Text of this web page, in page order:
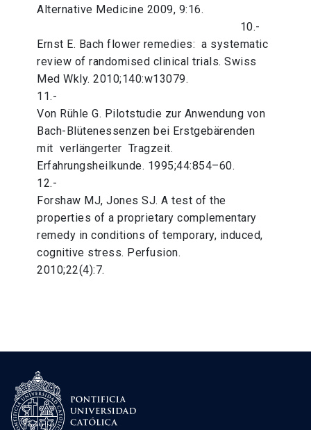
Alternative Medicine 2009, 9:16.
10.-
Ernst E. Bach flower remedies: a systematic
review of randomised clinical trials. Swiss
Med Wkly. 2010;140:w13079.
11.-
Von Rühle G. Pilotstudie zur Anwendung von
Bach-Blütenessenzen bei Erstgebärenden
mit verlängerter Tragzeit.
Erfahrungsheilkunde. 1995;44:854–60.
12.-
Forshaw MJ, Jones SJ. A test of the
properties of a proprietary complementary
remedy in conditions of temporary, induced,
cognitive stress. Perfusion.
2010;22(4):7.